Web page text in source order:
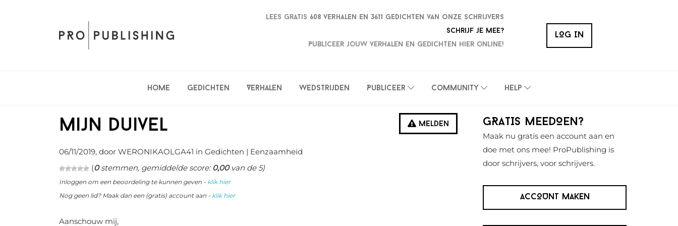
Lees gratis 608 verhalen en 3611 gedichten van onze schrijvers
Schrijf je mee?
Publiceer jouw verhalen en gedichten hier online!
LOG IN
Home Gedichten Verhalen Wedstrijden Publiceer Community Help
Melden
Mijn duivel
06/11/2019, door WERONIKAOLGA41 in Gedichten | Eenzaamheid
(0stemmen, gemiddelde score:0,00van de 5)
Inloggen om een beoordeling te kunnen geven - klik hier
Nog geen lid? Maak dan een (gratis) account aan - klik hier
Aanschouw mij,
Primaire
Sidebar
GRATIS MEEDOEN?
Maak nu gratis een account aan en
doe met ons mee! ProPublishing is
door schrijvers, voor schrijvers.
ACCOUNT MAKEN